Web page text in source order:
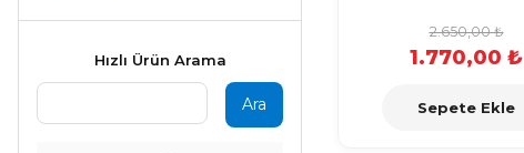
Hızlı Ürün Arama
Ara
2.650,00 ₺
1.770,00 ₺
Sepete Ekle